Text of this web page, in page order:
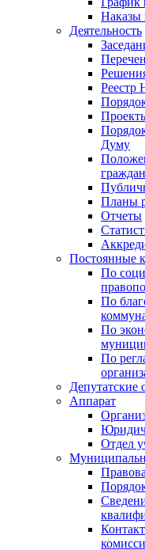
Наказы
Деятельность
Думу
граждан
Планы
Отчеты
Постоянные
По
По
По
По
Депутатские
Аппарат
Отдел